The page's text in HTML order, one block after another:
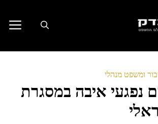
ומשפט מנהלי
נפגעי איבה במסגרת